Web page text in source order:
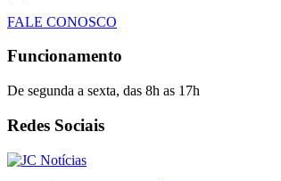
FALE CONOSCO
Funcionamento
De segunda a sexta, das 8h as 17h
Redes Sociais